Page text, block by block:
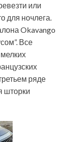
или
для ночлега.
Okavango
Все
ряде
шторки